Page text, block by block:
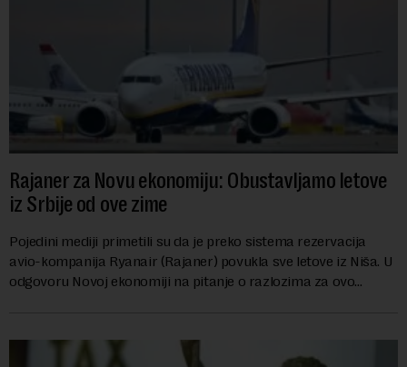
Rajaner za Novu ekonomiju: Obustavljamo letove
iz Srbije od ove zime
Pojedini mediji primetili su da je preko sistema rezervacija
avio-kompanija Ryanair (Rajaner) povukla sve letove iz Niša. U
odgovoru Novoj ekonomiji na pitanje o razlozima za ovo